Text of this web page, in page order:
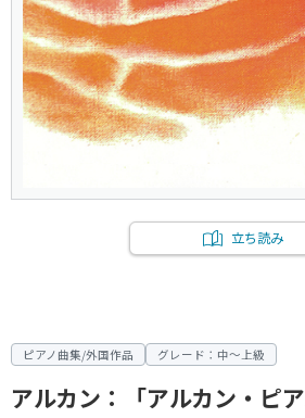
立ち読み
ピアノ曲集/外国作品 グレード：中～上級
アルカン：「アルカン・ピア